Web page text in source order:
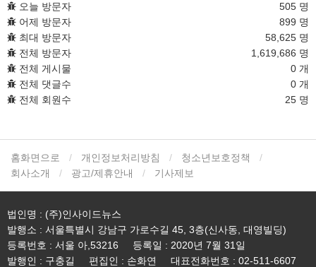
오늘 방문자
505 명
어제 방문자
899 명
최대 방문자
58,625 명
전체 방문자
1,619,686 명
전체 게시물
0 개
전체 댓글수
0 개
전체 회원수
25 명
홈화면으로 개인정보처리방침
청소년보호정책
회사소개
광고/제휴안내 기사제보
법인명 : (주)인사이드뉴스
발행소 : 서울특별시 강남구 가로수길 45, 3층(신사동, 대영빌딩)
등록번호 : 서울 아,53216
등록일 : 2020년 7월 31일
발행인 : 구충길
편집인 : 손화연
대표전화번호 : 02-511-6607